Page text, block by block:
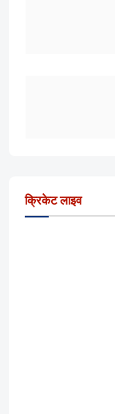
क्रिकेट लाइव